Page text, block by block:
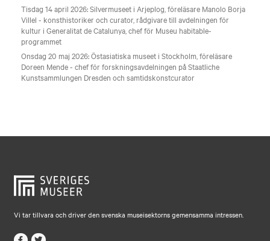
Tisdag 14 april 2026: Silvermuseet i Arjeplog, föreläsare Manolo Borja
Villel - konsthistoriker och curator, rådgivare till avdelningen för
kultur i Generalitat de Catalunya, chef för Museu habitable-
programmet
Onsdag 20 maj 2026: Östasiatiska museet i Stockholm, föreläsare
Doreen Mende - chef för forskningsavdelningen på Staatliche
Kunstsammlungen Dresden och samtidskonstcurator
Vi tar tillvara och driver den svenska museisektorns gemensamma intressen.